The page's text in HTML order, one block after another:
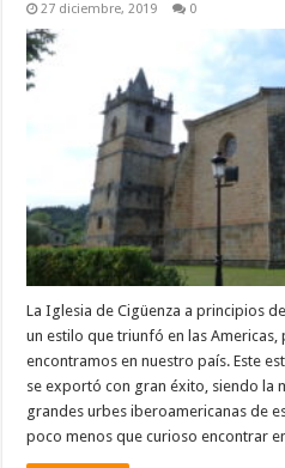
27 diciembre, 2019 0
La Iglesia de Cigüenza a principios
un estilo que triunfó en las
encontramos en nuestro país. Este
se exportó con gran éxito, siendo la
grandes urbes iberoamericanas de
poco menos que curioso encontrar